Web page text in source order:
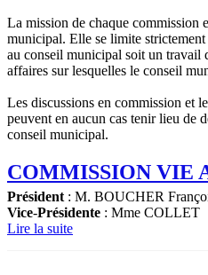
La mission de chaque commission
municipal. Elle se limite
au conseil municipal soit un travail
affaires sur lesquelles le conseil
Les discussions en commission et
peuvent en aucun cas tenir lieu de
conseil municipal.
COMMISSION VIE
Président : M. BOUCHER
Vice-Présidente : Mme COLLET
Lire la suite